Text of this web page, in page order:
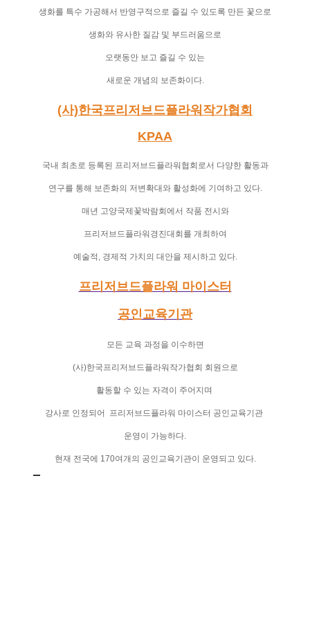
생화를 특수 가공해서 반영구적으로 즐길 수 있도록 만든 꽃으로
생화와 유사한 질감 및 부드러움으로
오랫동안 보고 즐길 수 있는
새로운 개념의 보존화이다.
(사)한국프리저브드플라워작가협회
KPAA
국내 최초로 등록된 프리저브드플라워협회로서 다양한 활동과
연구를 통해 보존화의 저변확대와 활성화에 기여하고 있다.
매년 고양국제꽃박람회에서 작품 전시와
프리저브드플라워경진대회를 개최하여
예술적 , 경제적 가치의 대안을 제시하고 있다.
프리저브드플라워 마이스터
공인교육기관
모든 교육 과정을 이수하면
(사)한국프리저브드플라워작가협회 회원으로
활동할 수 있는 자격이 주어지며
강사로 인정되어 프리저브드플라워 마이스터 공인교육기관
운영이 가능하다
현재 전국에 170여개의 공인교육기관이 운영되고 있다.